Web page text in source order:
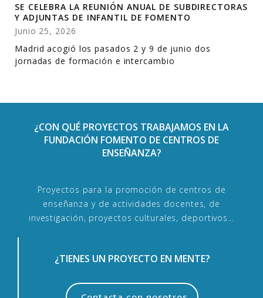
SE CELEBRA LA REUNIÓN ANUAL DE SUBDIRECTORAS
Y ADJUNTAS DE INFANTIL DE FOMENTO
Junio 25, 2026
Madrid acogió los pasados 2 y 9 de junio dos
jornadas de formación e intercambio
¿CON QUÉ PROYECTOS TRABAJAMOS EN LA
FUNDACIÓN FOMENTO DE CENTROS DE
ENSEÑANZA?
Proyectos para la promoción de centros de
enseñanza y de actividades docentes, de
investigación, proyectos culturales, deportivos…
¿TIENES UN PROYECTO EN MENTE?